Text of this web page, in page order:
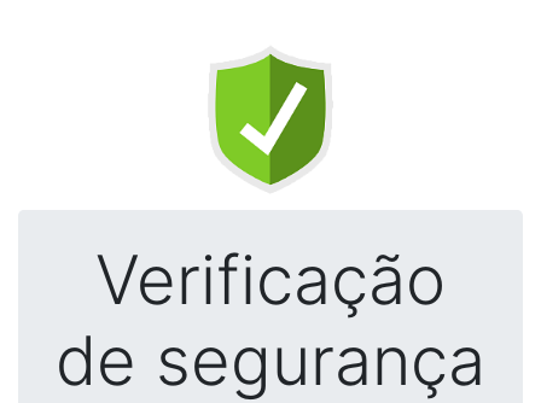
Verificação
de segurança